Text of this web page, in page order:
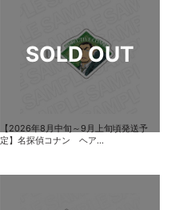
【2026年8月中旬～9月上旬頃発送予
定】名探偵コナン ヘア...